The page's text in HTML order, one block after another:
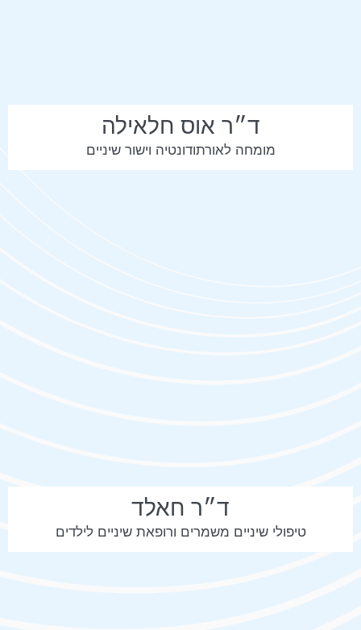
ד״ר אוס חלאילה
מומחה לאורתודונטיה וישור שיניים
ד״ר חאלד
טיפולי שיניים משמרים ורופאת שיניים לילדים